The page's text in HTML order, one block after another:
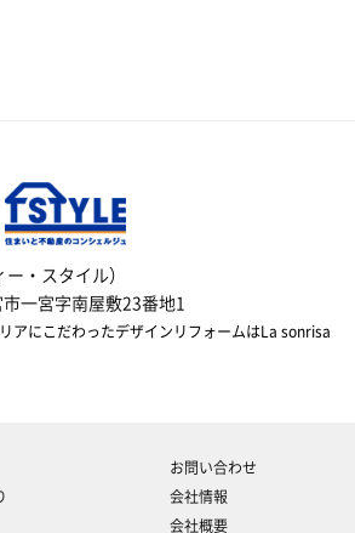
ー・スタイル）
一宮字南屋敷23番地1
アにこだわったデザインリフォームはLa sonrisa
お問い合わせ
会社情報
会社概要